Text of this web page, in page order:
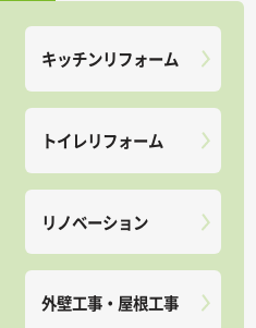
キッチンリフォーム
トイレリフォーム
リノベーション
外壁工事・屋根工事